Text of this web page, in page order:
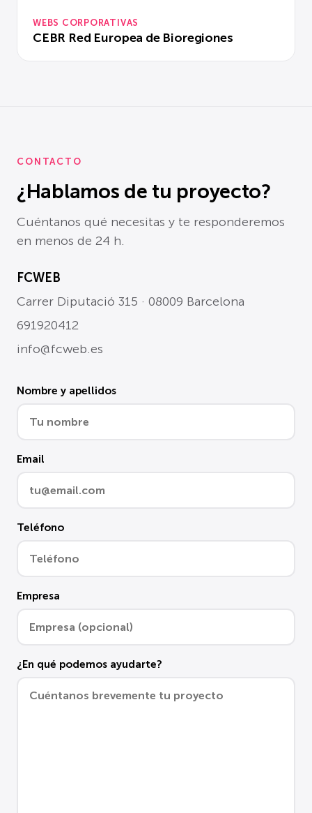
WEBS CORPORATIVAS
CEBR Red Europea de Bioregiones
CONTACTO
¿Hablamos de tu proyecto?
Cuéntanos qué necesitas y te responderemos
en menos de 24 h.
FCWEB
Carrer Diputació 315 · 08009 Barcelona
691920412
info@fcweb.es
Nombre y apellidos
Email
Teléfono
Empresa
¿En qué podemos ayudarte?